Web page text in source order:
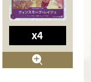
x4